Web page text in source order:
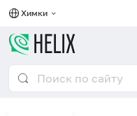
Химки